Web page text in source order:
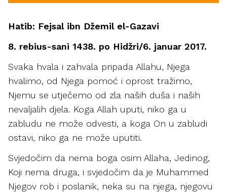
Hatib: Fejsal ibn Džemil el-Gazavi
8. rebius-sani 1438. po Hidžri/6. januar 2017.
Svaka hvala i zahvala pripada Allahu, Njega
hvalimo, od Njega pomoć i oprost tražimo,
Njemu se utječemo od zla naših duša i naših
nevaljalih djela. Koga Allah uputi, niko ga u
zabludu ne može odvesti, a koga On u zabludi
ostavi, niko ga ne može uputiti.
Svjedočim da nema boga osim Allaha, Jedinog,
Koji nema druga, i svjedočim da je Muhammed
Njegov rob i poslanik, neka su na njega, njegovu